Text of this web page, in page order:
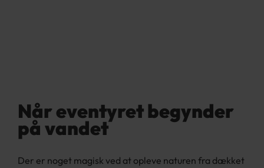
Når eventyret begynder
på vandet
Der er noget magisk ved at opleve naturen fra dækket